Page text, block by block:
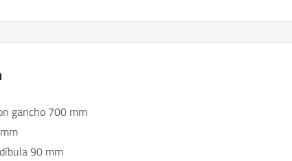
gancho 700 mm
90 mm